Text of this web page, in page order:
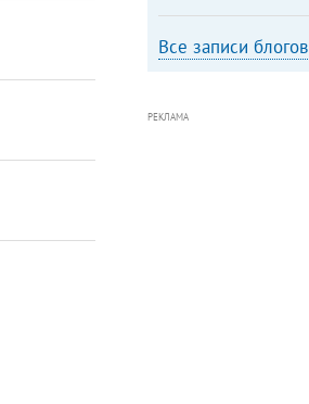
Все записи блогов
РЕКЛАМА